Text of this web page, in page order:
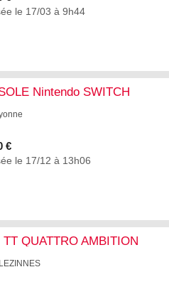
le 17/03 à 9h44
Nintendo SWITCH
€
le 17/12 à 13h06
TT QUATTRO AMBITION